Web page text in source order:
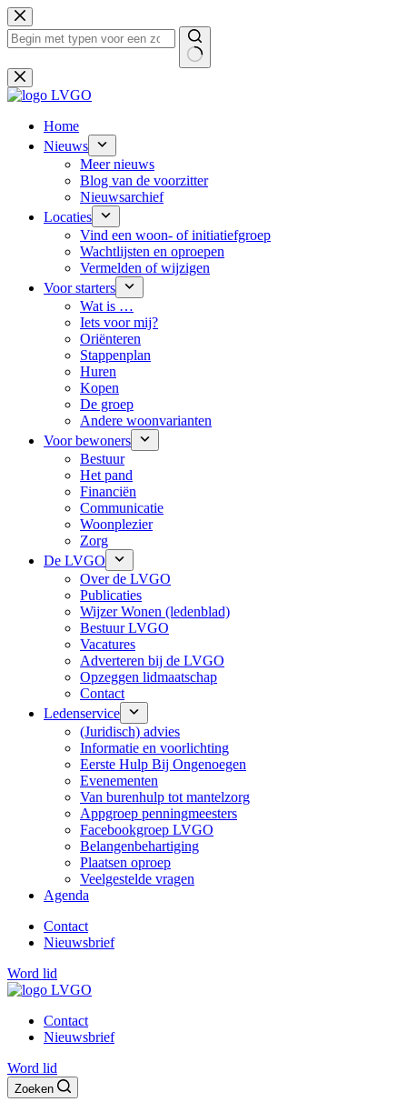
Ga
naar
de
Geen
resultaten
Home
Nieuws
Meer nieuws
Blog van de voorzitter
Nieuwsarchief
Locaties
Vind een woon- of initiatiefgroep
Wachtlijsten en oproepen
Vermelden of wijzigen
Voor starters
Wat is …
Iets voor mij?
Oriënteren
Stappenplan
Huren
Kopen
De groep
Andere woonvarianten
Voor bewoners
Bestuur
Het pand
Financiën
Communicatie
Woonplezier
Zorg
De LVGO
Over de LVGO
Publicaties
Wijzer Wonen (ledenblad)
Bestuur LVGO
Vacatures
Adverteren bij de LVGO
Opzeggen lidmaatschap
Contact
Ledenservice
(Juridisch) advies
Informatie en voorlichting
Eerste Hulp Bij Ongenoegen
Evenementen
Van burenhulp tot mantelzorg
Appgroep penningmeesters
Facebookgroep LVGO
Belangenbehartiging
Plaatsen oproep
Veelgestelde vragen
Agenda
Contact
Nieuwsbrief
Word lid
Contact
Nieuwsbrief
Word lid
Zoeken